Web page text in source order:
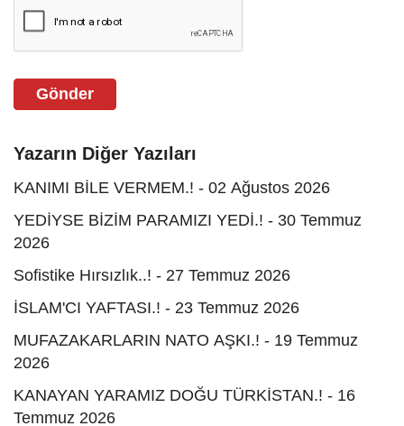
Gönder
Yazarın Diğer Yazıları
KANIMI BİLE VERMEM.! - 02 Ağustos 2026
YEDİYSE BİZİM PARAMIZI YEDİ.! - 30 Temmuz
2026
Sofistike Hırsızlık..! - 27 Temmuz 2026
İSLAM'CI YAFTASI.! - 23 Temmuz 2026
MUFAZAKARLARIN NATO AŞKI.! - 19 Temmuz
2026
KANAYAN YARAMIZ DOĞU TÜRKİSTAN.! - 16
Temmuz 2026